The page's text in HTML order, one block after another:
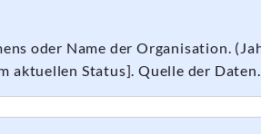
oder Name der Organisation.
aktuellen Status]. Quelle der Daten.